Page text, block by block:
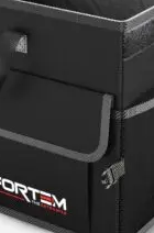
Navigatie Audi A6
Navigatie Audi
Navigatie Audi A6
Navigatie Audi Q5
Navigație Ford
Navigație Ford
Navigație Ford
Navigație Ford
Navigație Ford
Navigație Ford
Navigație Ford